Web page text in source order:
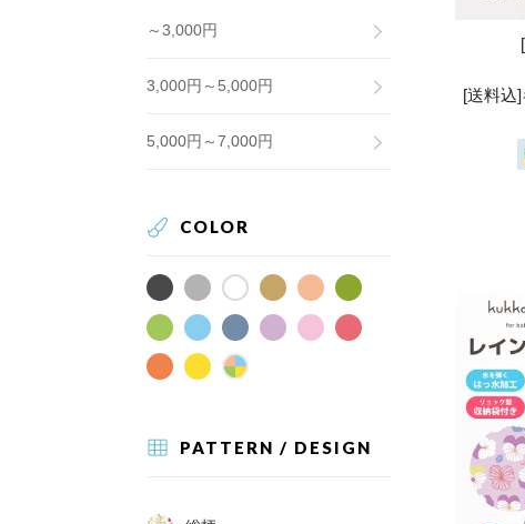
～3,000円
3,000円～5,000円
5,000円～7,000円
COLOR
PATTERN / DESIGN
[送料込